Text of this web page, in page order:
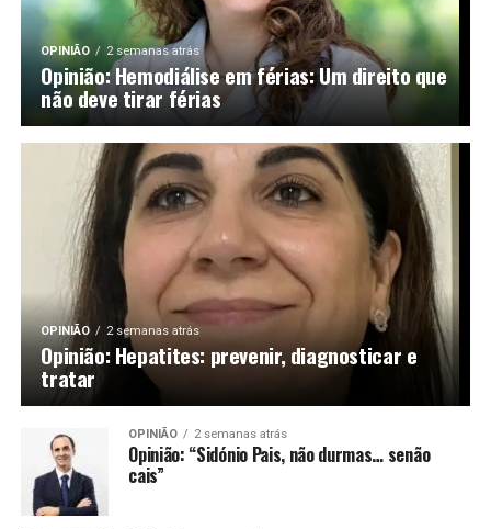
OPINIÃO 2 semanas atrás
Opinião: Hemodiálise em férias: Um direito que
não deve tirar férias
OPINIÃO 2 semanas atrás
Opinião: Hepatites: prevenir, diagnosticar e
tratar
OPINIÃO 2 semanas atrás
Opinião: “Sidónio Pais, não durmas… senão
cais”